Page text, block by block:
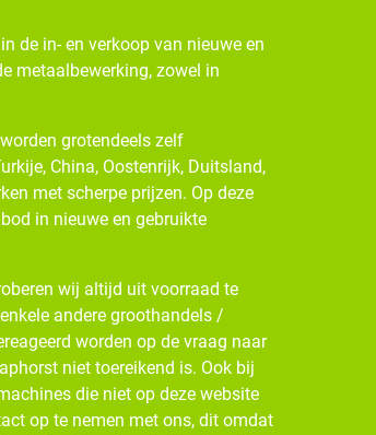
de in- en verkoop van nieuwe en
metaalbewerking, zowel in
grotendeels zelf
China, Oostenrijk, Duitsland,
met scherpe prijzen. Op deze
in nieuwe en gebruikte
wij altijd uit voorraad te
andere groothandels /
worden op de vraag naar
niet toereikend is. Ook bij
die niet op deze website
op te nemen met ons, dit omdat